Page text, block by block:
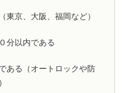
東京、大阪、福岡など）
分以内である
ある（オートロックや防